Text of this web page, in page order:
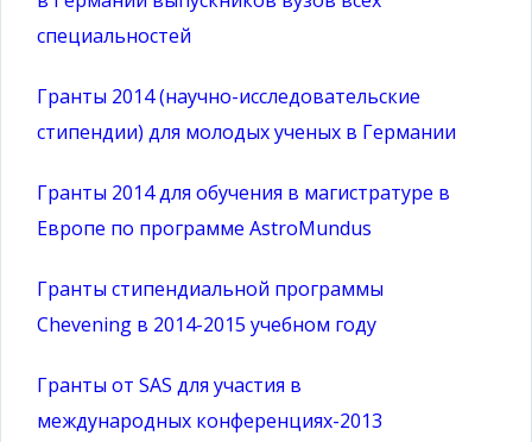
специальностей
Гранты 2014 (научно-исследовательские
стипендии) для молодых ученых в Германии
Гранты 2014 для обучения в магистратуре в
Европе по программе AstroMundus
Гранты стипендиальной программы
Chevening в 2014-2015 учебном году
Гранты от SAS для участия в
международных конференциях-2013